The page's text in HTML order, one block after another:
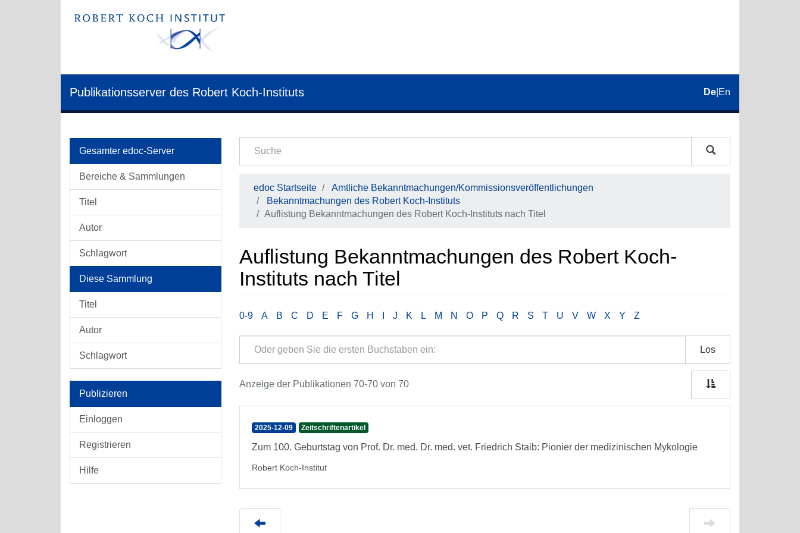
Publikationsserver des Robert Koch-Instituts De En
Gesamter edoc-Server
Bereiche & Sammlungen
Titel
Autor
Schlagwort
Diese Sammlung
Titel
Autor
Schlagwort
Publizieren
Einloggen
Registrieren
Hilfe
edoc Startseite
Amtliche Bekanntmachungen/Kommissionsveröffentlichungen
Bekanntmachungen des Robert Koch-Instituts
Auflistung Bekanntmachungen des Robert Koch-Instituts nach Titel
Auflistung Bekanntmachungen des Robert Koch-
Instituts nach Titel
0-9 A B C D E F G H J K L M N O P Q R S T U V W X Y Z
Los
Anzeige der Publikationen 70-70 von 70
2025-12-09 Zeitschriftenartikel
Zum 100. Geburtstag von Prof. Dr. med. Dr. med. vet. Friedrich Staib: Pionier der medizinischen Mykologie
Robert Koch-Institut